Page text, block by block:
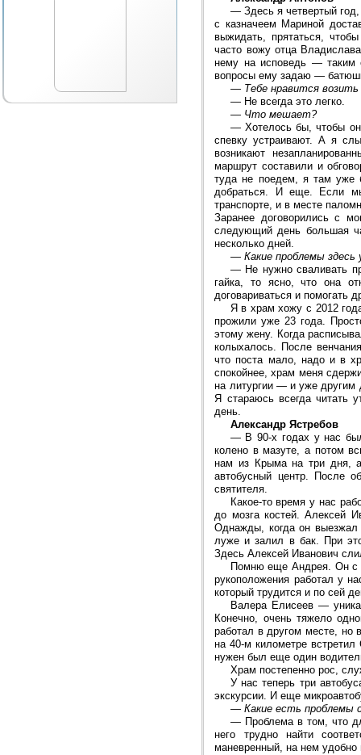
— Здесь я четвертый
с казначеем Мариной
выжидать, прятаться,
часто вожу отца
нему на исповедь — таким
вопросы ему задаю —
— Тебе нравится возить
— Не всегда это легко.
— Что мешает?
— Хотелось бы, чтобы
спевку устраивают. А я
возникают
маршрут составили и
туда не поедем, я там уже
добраться. И еще. Если
транспорте, и в месте
Заранее договорились с
следующий день большая
несколько дней.
— Какие проблемы
— Не нужно сваливать
гайка, то ясно, что она
договариваться и помогать
Я в храм хожу с 2012
прожили уже 23 года.
этому жену. Когда
колыхалось. После
что поста мало, надо и в
спокойнее, храм меня
на литургии — и уже другим
Я стараюсь всегда читать
день.
Александр Ястребов
— В 90-х годах у нас
колено в мазуте, а потом
нам из Крыма на три дня,
автобусный центр. После
святителя.
Какое-то время у нас
до мозга костей. Алексей
Однажды, когда он выезжал
луже и залил в бак. При
Здесь Алексей Иванович
Помню еще Андрея. Он с
рукоположения работал у
который трудится и по сей
Валера Елисеев —
Конечно, очень тяжело
работал в другом месте, но
на 40-м километре
нужен был еще один
Храм постепенно рос,
У нас теперь три
экскурсии. И еще
— Какие есть проблемы
— Проблема в том, что
него трудно найти
маневренный, на нем удобно